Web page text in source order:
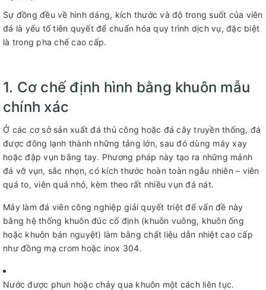
Sự đồng đều về hình dáng, kích thước và độ trong suốt của viên
đá là yếu tố tiên quyết để chuẩn hóa quy trình dịch vụ, đặc biệt
là trong pha chế cao cấp.
1. Cơ chế định hình bằng khuôn mẫu
chính xác
Ở các cơ sở sản xuất đá thủ công hoặc đá cây truyền thống, đá
được đông lạnh thành những tảng lớn, sau đó dùng máy xay
hoặc đập vụn bằng tay. Phương pháp này tạo ra những mảnh
đá vỡ vụn, sắc nhọn, có kích thước hoàn toàn ngẫu nhiên – viên
quá to, viên quá nhỏ, kèm theo rất nhiều vụn đá nát.
Máy làm đá viên công nghiệp giải quyết triệt để vấn đề này
bằng hệ thống khuôn đúc cố định (khuôn vuông, khuôn ống
hoặc khuôn bán nguyệt) làm bằng chất liệu dẫn nhiệt cao cấp
như đồng mạ crom hoặc inox 304.
Nước được phun hoặc chảy qua khuôn một cách liên tục.